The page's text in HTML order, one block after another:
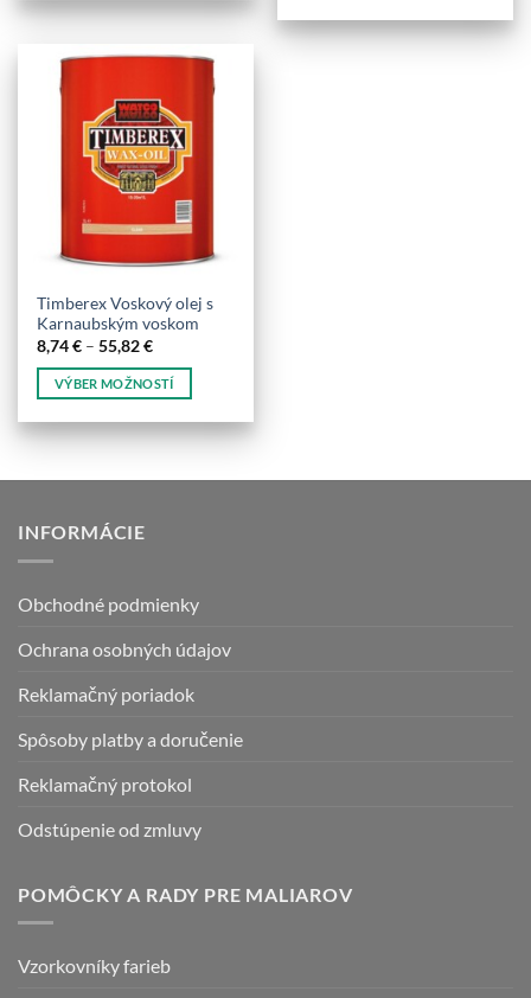
produkt
viacero
variantov.
Možnosti
môžete
stránke
produktu.
produkt
Timberex Voskový olej s
Karnaubským voskom
8,74€ – 55,82€Price
8,74 €
through
VÝBER MOŽNOSTÍ
produkt
viacero
Možnosti
si
vybrať
stránke
produktu.
INFORMÁCIE
Obchodné podmienky
Ochrana osobných údajov
Reklamačný poriadok
Spôsoby platby a doručenie
Reklamačný protokol
Odstúpenie od zmluvy
POMÔCKY A RADY PRE MALIAROV
Vzorkovníky farieb